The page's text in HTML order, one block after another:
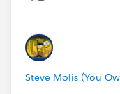
Steve Molis (You